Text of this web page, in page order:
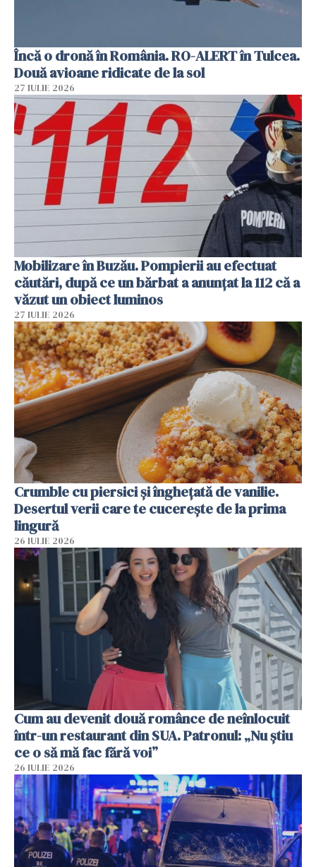
Încă o dronă în România. RO-ALERT în Tulcea.
Două avioane ridicate de la sol
27 IULIE 2026
Mobilizare în Buzău. Pompierii au efectuat
căutări, după ce un bărbat a anunțat la 112 că a
văzut un obiect luminos
27 IULIE 2026
Crumble cu piersici și înghețată de vanilie.
Desertul verii care te cucerește de la prima
lingură
26 IULIE 2026
Cum au devenit două românce de neînlocuit
într-un restaurant din SUA. Patronul: „Nu știu
ce o să mă fac fără voi”
26 IULIE 2026